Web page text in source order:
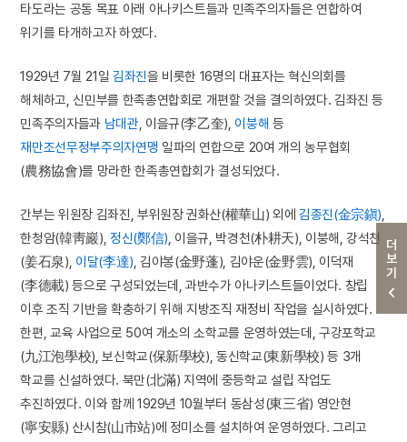
더보기
타도라는 공동 목표 아래 아나키스트들과 민족주의자들은 연합하여
위기를 타개하고자 하였다.
1929년 7월 21일 김좌진을 비롯한 16명의 대표자는 혁신의회를
해체하고, 신민부를 한족총연합회로 개편할 것을 결의하였다. 김좌진 등
민족주의자들과 남대관 , 이을규(李乙奎), 이붕해 등
재만조선무정부주의자연맹 일파의 연합으로 20여 개의 농무협회
(農務協會)를 망라한 한족총연합회가 결성되었다.
간부는 위원장 김좌진, 부위원장 권화산(權華山) 외에 김종진(金宗鎭)
한청암(韓靑巖), 정신(鄭信) , 이을규, 박경천(朴耕天), 이붕해, 강석천
(姜石泉), 이달(李達) , 김야봉(金野蓬), 김야운(金野雲), 이덕재
(李德載) 등으로 구성되었는데, 과반수가 아나키스트들이었다. 창립
이후 조직 기반을 확충하기 위해 지방조직 재정비 작업을 실시하였다.
한편, 교육 사업으로 50여 개소의 소학교를 운영하였는데, 구강포학교
(九江泡學校), 보신학교(保新學校), 동신학교(東新學校) 등 3개
학교를 신설하였다. 북만(北滿) 지역에 중등학교 설립 작업도
추진하였다. 이와 함께 1929년 10월부터 동삼성(東三省) 영안현
(寧安縣) 산시참(山市站)에 정미소를 설치하여 운영하였다. 그리고